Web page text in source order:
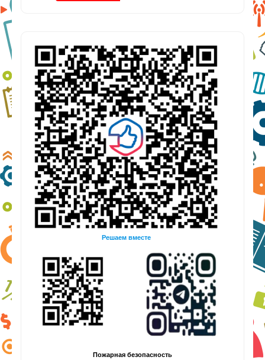
Решаем вместе
Пожарная безопасность